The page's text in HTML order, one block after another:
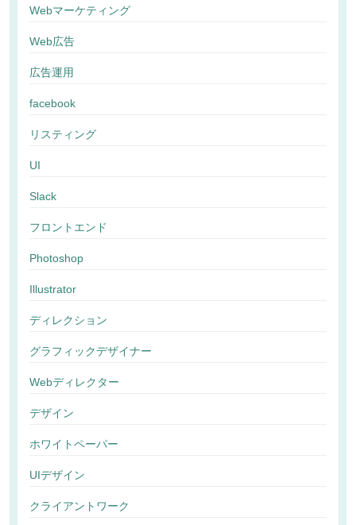
Webマーケティング
Web広告
広告運用
facebook
リスティング
UI
Slack
フロントエンド
Photoshop
Illustrator
ディレクション
グラフィックデザイナー
Webディレクター
デザイン
ホワイトペーパー
UIデザイン
クライアントワーク